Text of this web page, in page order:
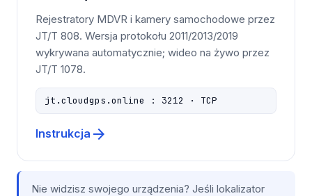
Rejestratory MDVR i kamery samochodowe przez
JT/T 808. Wersja protokołu 2011/2013/2019
wykrywana automatycznie; wideo na żywo przez
JT/T 1078.
jt.cloudgps.online : 3212 · TCP
Instrukcja arrow_forward
Nie widzisz swojego urządzenia? Jeśli lokalizator